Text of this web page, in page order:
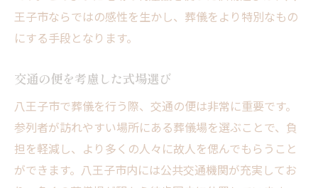
王子市ならではの感性を生かし、葬儀をより特別なもの
にする手段となります。
交通の便を考慮した式場選び
八王子市で葬儀を行う際、交通の便は非常に重要です。
参列者が訪れやすい場所にある葬儀場を選ぶことで、負
担を軽減し、より多くの人々に故人を偲んでもらうこと
ができます。八王子市内には公共交通機関が充実してお